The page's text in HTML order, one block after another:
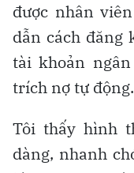
được nhân
dẫn cách đăng
tài khoản
trích nợ tự động.
Tôi thấy hình
dàng, nhanh